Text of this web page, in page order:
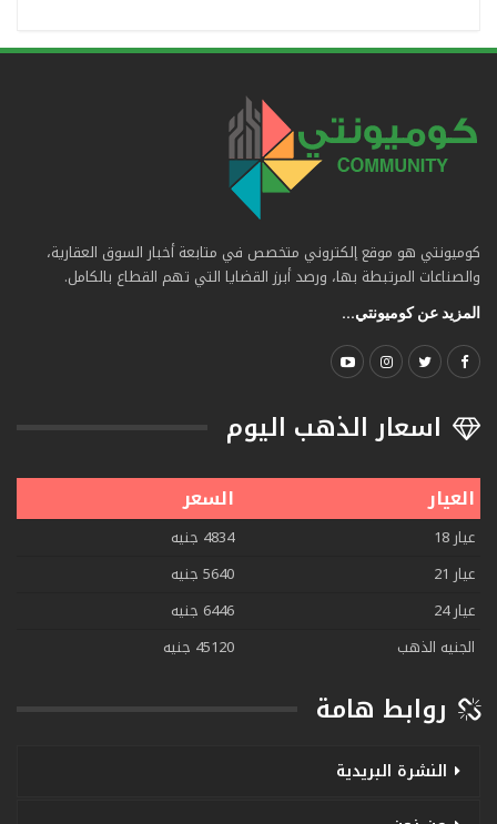
كوميونتي هو موقع إلكتروني متخصص في متابعة أخبار السوق العقارية،
والصناعات المرتبطة بها، ورصد أبرز القضايا التي تهم القطاع بالكامل.
المزيد عن كوميونتي...
اسعار الذهب اليوم
العيار السعر
عيار 18
4834 جنيه
عيار 21
5640 جنيه
عيار 24
6446 جنيه
الجنيه الذهب
45120 جنيه
روابط هامة
النشرة البريدية